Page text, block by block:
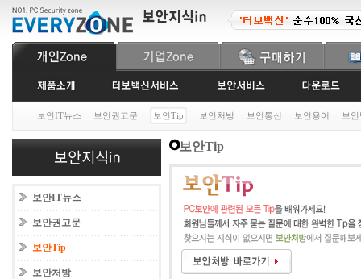
보안IT뉴스 보안권고문 보안Tip 보안처방 보안통신 보안용어 보
보안IT뉴스
보안권고문
보안Tip
보안처방
보안Tip